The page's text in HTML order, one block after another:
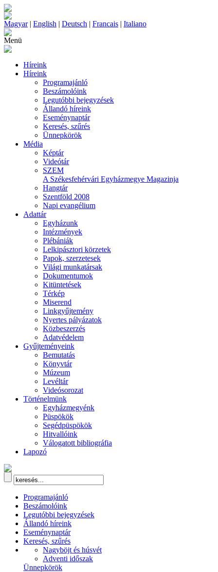
Magyar| English | Deutsch | Francais | Italiano
Menü
Híreink
Híreink
Programajánló
Beszámolóink
Legutóbbi bejegyzések
Állandó híreink
Eseménynaptár
Keresés, szűrés
Ünnepkörök
Média
Képtár
Videótár
SZEM
A Székesfehérvári Egyházmegye Magazinja
Hangtár
Szentföld 2008
Napi evangélium
Adattár
Egyházunk
Intézmények
Plébániák
Lelkipásztori körzetek
Papok, szerzetesek
Világi munkatársak
Dokumentumok
Kitüntetések
Térkép
Miserend
Linkgyűjtemény
Nyertes pályázatok
Közbeszerzés
Adatvédelem
Gyűjteményeink
Bemutatás
Könyvtár
Múzeum
Levéltár
Videósorozat
Történelmünk
Egyházmegyénk
Püspökök
Segédpüspökök
Hitvallóink
Válogatott bibliográfia
Lapozó
Programajánló
Beszámolóink
Legutóbbi bejegyzések
Állandó híreink
Eseménynaptár
Keresés, szűrés
Nagyböjt és húsvét
Adventi időszak
Ünnepkörök